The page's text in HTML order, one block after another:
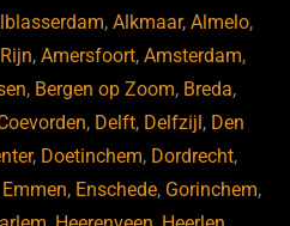
,Alkmaar,Almelo,
,Amersfoort,Amsterdam,
, Bergen op Zoom, Breda,
, Delft, Delfzijl, Den
, Doetinchem, Dordrecht,
Emmen, Enschede, Gorinchem,